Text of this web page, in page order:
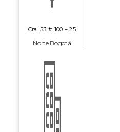
Cra. 53 # 100 – 25
Norte Bogotá